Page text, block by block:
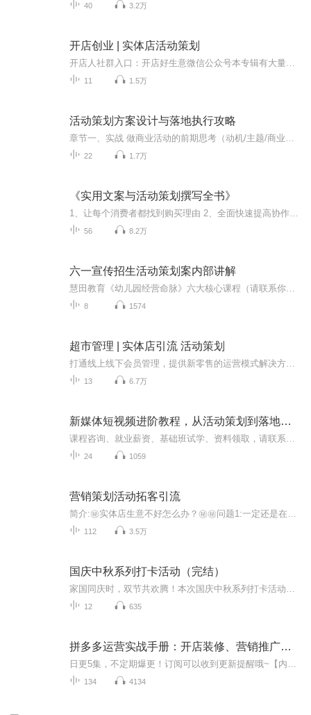
40 3.2万
开店创业 | 实体店活动策划
11 1.5万
活动策划方案设计与落地执行攻略
22 1.7万
《实用文案与活动策划撰写全书》
56 8.2万
六一宣传招生活动策划案内部讲解
8 1574
超市管理 | 实体店引流 活动策划
13 6.7万
新媒体短视频进阶教程，从活动策划到落地执行
24 1059
营销策划活动拓客引流
112 3.5万
国庆中秋系列打卡活动（完结）
12 635
拼多多运营实战手册：开店装修、营销推广、爆款打造一本通|姚广辉，钤光强 著|拼多多运营|电商创业|爆款打造|店铺装修|营销推广|数据化运营|新手开店|电商干货|流量提升|活动策划
134 4134